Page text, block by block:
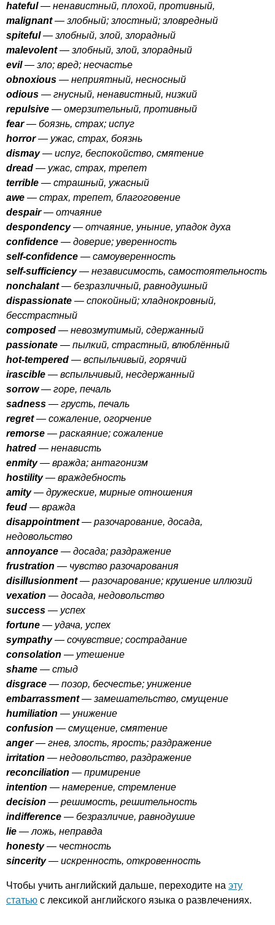
hateful — ненавистный, плохой, противный,
malignant — злобный; злостный; зловредный
spiteful — злобный, злой, злорадный
malevolent— злобный, злой, злорадный
evil— зло; вред; несчастье
obnoxious — неприятный, несносный
odious — гнусный, ненавистный, низкий
repulsive — омерзительный, противный
fear — боязнь, страх; испуг
horror — ужас, страх, боязнь
dismay — испуг, беспокойство, смятение
dread — ужас, страх, трепет
terrible — страшный, ужасный
awe — страх, трепет, благоговение
despair — отчаяние
despondency — отчаяние, уныние, упадок духа
confidence — доверие; уверенность
self-confidence — самоуверенность
self-sufficiency— независимость, самостоятельность
nonchalant — безразличный, равнодушный
dispassionate — спокойный; хладнокровный,
бесстрастный
composed — невозмутимый, сдержанный
passionate — пылкий, страстный, влюблённый
hot-tempered — вспыльчивый, горячий
irascible — вспыльчивый, несдержанный
sorrow — горе, печаль
sadness — грусть, печаль
regret— сожаление, огорчение
remorse — раскаяние; сожаление
hatred — ненависть
enmity— вражда; антагонизм
hostility — враждебность
amity — дружеские, мирные отношения
feud — вражда
disappointment — разочарование, досада,
недовольство
annoyance — досада; раздражение
frustration — чувство разочарования
disillusionment — разочарование; крушение иллюзий
vexation — досада, недовольство
success — успех
fortune — удача, успех
sympathy— сочувствие; сострадание
consolation — утешение
shame — стыд
disgrace — позор, бесчестье; унижение
embarrassment — замешательство, смущение
humiliation — унижение
confusion — смущение, смятение
anger — гнев, злость, ярость; раздражение
irritation — недовольство, раздражение
reconciliation — примирение
intention — намерение, стремление
decision — решимость, решительность
indifference — безразличие, равнодушие
lie — ложь, неправда
honesty — честность
sincerity — искренность, откровенность
Чтобы учить английский дальше, переходите на эту
статью с лексикой английского языка о развлечениях.